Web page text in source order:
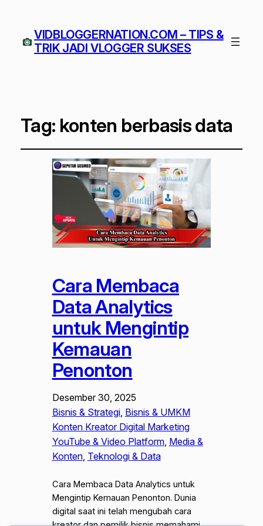
VIDBLOGGERNATION.COM – TIPS &
TRIK JADI VLOGGER SUKSES
Tag: konten berbasis data
Cara Membaca
Data Analytics
untuk Mengintip
Kemauan
Penonton
Desember 30, 2025
Bisnis & Strategi, Bisnis & UMKM
Konten Kreator Digital Marketing
YouTube & Video Platform, Media &
Konten, Teknologi & Data
Cara Membaca Data Analytics untuk
Mengintip Kemauan Penonton. Dunia
digital saat ini telah mengubah cara